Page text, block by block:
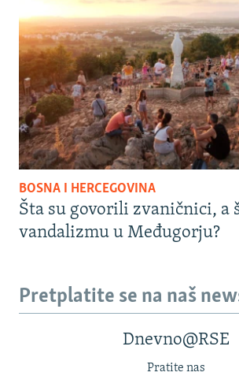
BOSNA I HERCEGOVINA
Šta su govorili zvaničnici, a
vandalizmu u Međugorju?
Pretplatite se na naš
Dnevno@RSE
Pratite nas